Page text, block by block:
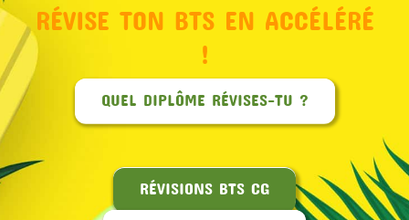
RÉVISE TON BTS EN ACCÉLÉRÉ
!
QUEL DIPLÔME RÉVISES-TU ?
RÉVISIONS BTS CG